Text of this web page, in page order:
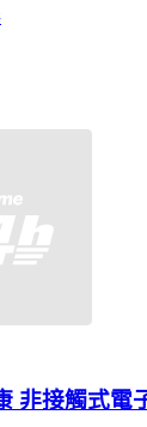
非接觸式電